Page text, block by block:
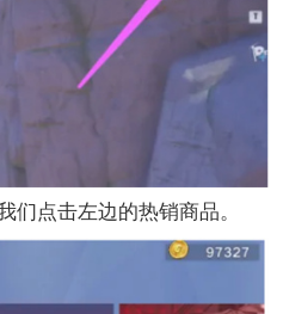
点击左边的热销商品。